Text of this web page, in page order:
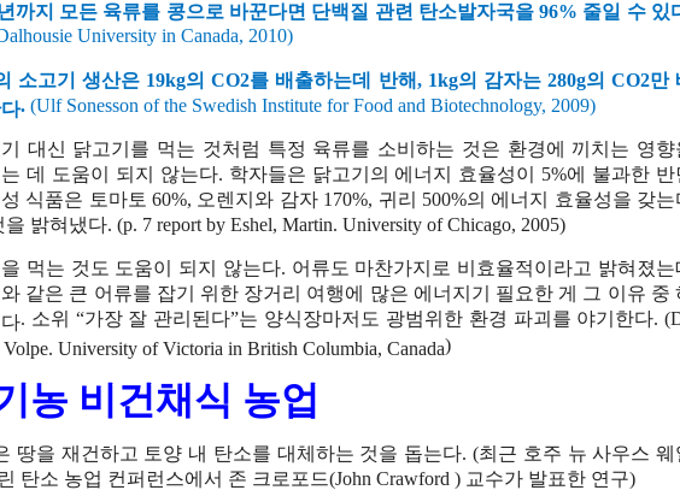
까지 모든 육류를 콩으로 바꾼다면 단백질 관련 탄소발자국을96% 줄일 수 있
University in Canada, 2010)
소고기 생산은 19kg의 CO2를 배출하는데 반해, 1kg의 감자는280g의 CO2만
. (Ulf Sonesson of the Swedish Institute for Food and Biotechnology, 2009)
대신 닭고기를 먹는 것처럼 특정 육류를 소비하는 것은 환경에 끼치는 영향
데 도움이 되지 않는다. 학자들은 닭고기의 에너지 효율성이 5%에 불과한 반
식품은 토마토 60%, 오렌지와 감자170%, 귀리 500%의 에너지 효율성을 갖는
을 밝혀냈다. (p. 7 report by Eshel, Martin. University of Chicago, 2005)
먹는 것도 도움이 되지 않는다. 어류도 마찬가지로 비효율적이라고 밝혀졌는
같은 큰 어류를 잡기 위한 장거리 여행에 많은 에너지기 필요한 게 그 이유 중
. 소위 “가장 잘 관리된다”는 양식장마저도 광범위한 환경 파괴를 야기한다. (
Volpe. University of Victoria in British Columbia, Canada)
농 비건채식 농업
땅을 재건하고 토양 내 탄소를 대체하는 것을 돕는다. (최근 호주 뉴 사우스 웨
탄소 농업 컨퍼런스에서 존 크로포드(John Crawford ) 교수가 발표한 연구)